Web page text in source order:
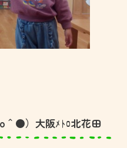
●）大阪ﾒﾄﾛ北花田